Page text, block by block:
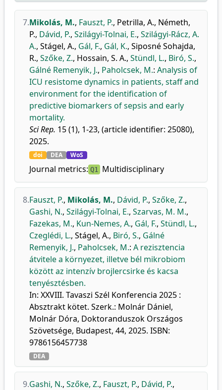
7.Mikolás, M., Fauszt, P., Petrilla, A., Németh,
P., Dávid, P., Szilágyi-Tolnai, E., Szilágyi-Rácz, A.
A., Stágel, A., Gál, F., Gál, K., Siposné Sohajda,
R., Szőke, Z., Hossain, S. A., Stündl, L., Biró, S.,
Gálné Remenyik, J., Paholcsek, M.: Analysis of
ICU resistome dynamics in patients, staff and
environment for the identification of
predictive biomarkers of sepsis and early
mortality.
Sci Rep. 15 (1), 1-23, (article identifier: 25080),
2025.
doi DEA WoS
Journal metrics: Q1 Multidisciplinary
8.Fauszt, P., Mikolás, M., Dávid, P., Szőke, Z.,
Gashi, N., Szilágyi-Tolnai, E., Szarvas, M. M.,
Fazekas, M., Kun-Nemes, A., Gál, F., Stündl, L.,
Czeglédi, L., Stágel, A., Biró, S., Gálné
Remenyik, J., Paholcsek, M.: A rezisztencia
átvitele a környezet, illetve bél mikrobiom
között az intenzív brojlercsirke és kacsa
tenyésztésben.
In: XXVIII. Tavaszi Szél Konferencia 2025 :
Absztrakt kötet. Szerk.: Molnár Dániel,
Molnár Dóra, Doktoranduszok Országos
Szövetsége, Budapest, 44, 2025. ISBN:
9786156457738
DEA
9.Gashi, N., Szőke, Z., Fauszt, P., Dávid, P.,